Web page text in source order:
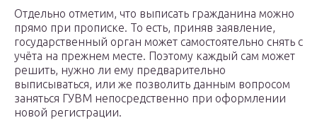
Отдельно отметим, что выписать гражданина можно
прямо при прописке. То есть, приняв заявление,
государственный орган может самостоятельно снять с
учёта на прежнем месте. Поэтому каждый сам может
решить, нужно ли ему предварительно
выписываться, или же позволить данным вопросом
заняться ГУВМ непосредственно при оформлении
новой регистрации.